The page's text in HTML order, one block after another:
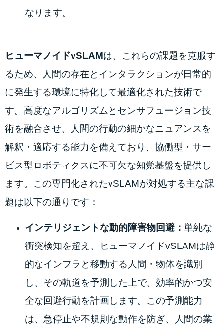
なります。
ヒューマノイドvSLAMは、これらの課題を克服す
るため、人間の存在とインタラクションが日常的
に発生する環境に特化して最適化された技術で
す。高度なアルゴリズムとセンサフュージョン技
術を融合させ、人間の行動の細かなニュアンスを
解釈・適応する能力を備えており、協働型・サー
ビス型ロボティクスに不可欠な知覚基盤を提供し
ます。この専門化されたvSLAMが対処する主な課
題は以下の通りです：
インテリジェントな動的障害物回避： 単純な
衝突検知を超え、ヒューマノイドvSLAMは静
的なインフラと移動する人間・物体を識別
し、その軌道を予測した上で、効率的かつ安
全な回避行動を計画します。この予測能力
は、急停止や不規則な動作を防ぎ、人間の業